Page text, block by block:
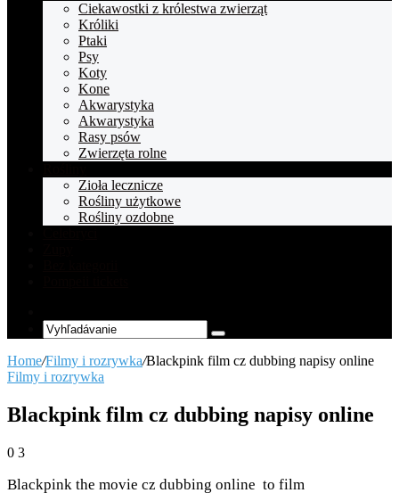
Ciekawostki z królestwa zwierząt
Króliki
Ptaki
Psy
Koty
Kone
Akwarystyka
Akwarystyka
Rasy psów
Zwierzęta rolne
Zioła lecznicze
Rośliny użytkowe
Rośliny ozdobne
Article
Vyhľadávanie
Home/Filmy i rozrywka/Blackpink film cz dubbing napisy online
Filmy i rozrywka
Blackpink film cz dubbing napisy online
0 3
Blackpink the movie cz dubbing online to film